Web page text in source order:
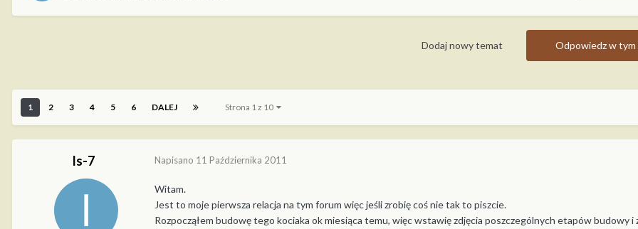
Odpowiedz w tym
Dodaj nowy temat
1 2 3 4 5 6 DALEJ Strona 1 z 10
Is-7 Napisano 11 Października 2011
Witam.
Jest to moje pierwsza relacja na tym forum więc jeśli zrobię coś nie tak to piszcie.
Rozpocząłem budowę tego kociaka ok miesiąca temu, więc wstawię zdjęcia poszczególnych etapów budowy i